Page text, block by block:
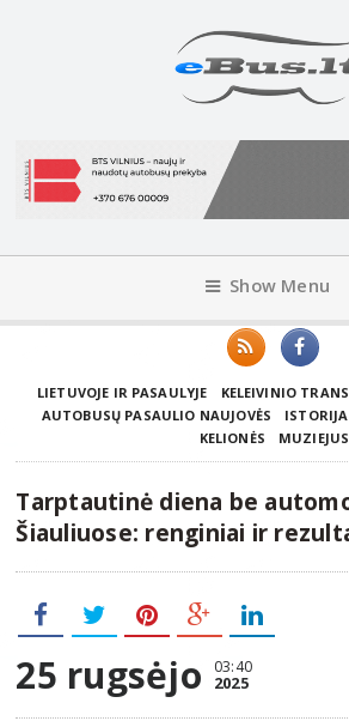
Show Menu
LIETUVOJE IR PASAULYJE
KELEIVINIO
AUTOBUSŲ PASAULIO NAUJOVĖS
ISTORIJA
KELIONĖS
MUZIEJUS
Tarptautinė diena be
Šiauliuose: renginiai ir
25 rugsėjo 03:40
2025